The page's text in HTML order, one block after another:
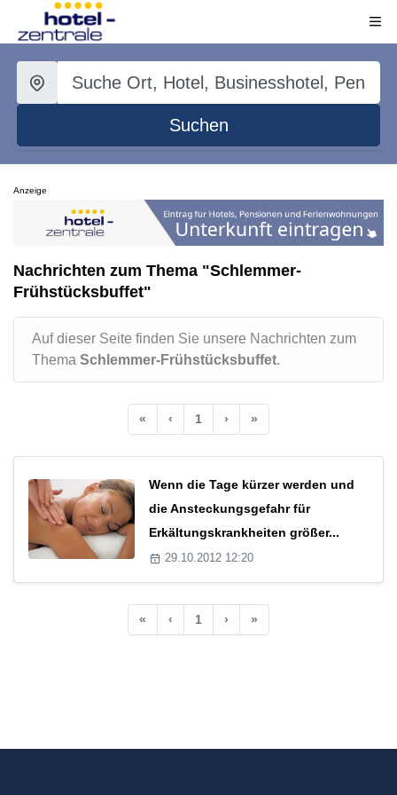
Suchen
Anzeige
Nachrichten zum Thema "Schlemmer-
Frühstücksbuffet"
Auf dieser Seite finden Sie unsere Nachrichten zum
Thema Schlemmer-Frühstücksbuffet.
« ‹ 1 › »
Wenn die Tage kürzer werden und
die Ansteckungsgefahr für
Erkältungskrankheiten größer...
29.10.2012 12:20
« ‹ 1 › »